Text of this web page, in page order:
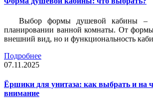
Выбор формы душевой кабины –
планировании ванной комнаты. От формы
внешний вид, но и функциональность
Подробнее
07.11.2025
Ёршики для унитаза: как выбрать и на
внимание